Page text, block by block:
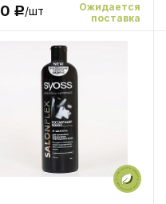
Р/шт
Ожидается
поставка